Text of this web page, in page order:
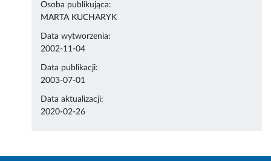
Osoba publikująca:
MARTA KUCHARYK
Data wytworzenia:
2002-11-04
Data publikacji:
2003-07-01
Data aktualizacji:
2020-02-26